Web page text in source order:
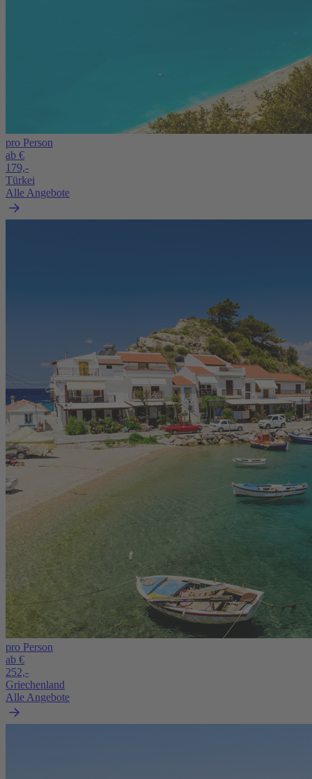
pro Person
ab €
179,-
Türkei
Alle Angebote
pro Person
ab €
252,-
Griechenland
Alle Angebote